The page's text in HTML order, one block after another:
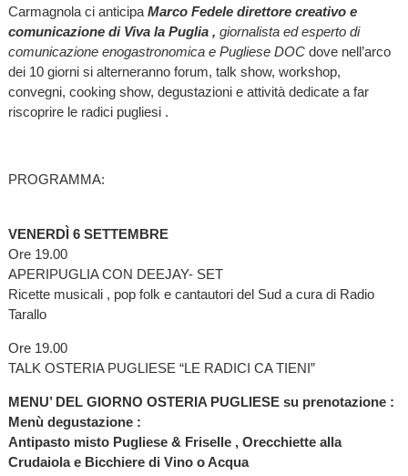
Carmagnola ci anticipa Marco Fedele direttore creativo e
comunicazione di Viva la Puglia , giornalista ed esperto di
comunicazione enogastronomica e Pugliese DOCdove nell’arco
dei 10 giorni si alterneranno forum, talk show, workshop,
convegni, cooking show, degustazioni e attività dedicate a far
riscoprire le radici pugliesi .
PROGRAMMA:
VENERDÌ 6 SETTEMBRE
Ore 19.00
APERIPUGLIA CON DEEJAY- SET
Ricette musicali , pop folk e cantautori del Sud a cura di Radio
Tarallo
Ore 19.00
TALK OSTERIA PUGLIESE “LE RADICI CA TIENI”
MENU’ DEL GIORNO OSTERIA PUGLIESE su prenotazione :
Menù degustazione :
Antipasto misto Pugliese & Friselle , Orecchiette alla
Crudaiola e Bicchiere di Vino o Acqua